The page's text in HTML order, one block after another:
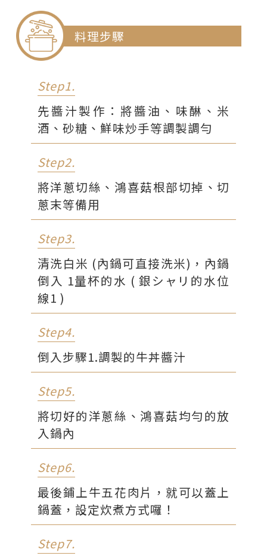
鮮味炒手
料理步驟
Step1.
先醬汁製作：將醬油、味醂、米
酒、砂糖、鮮味炒手等調製調勻
Step2.
將洋蔥切絲、鴻喜菇根部切掉、切
蔥末等備用
Step3.
清洗白米 (內鍋可直接洗米)，內鍋
倒入 1量杯的水 ( 銀シャリ的水位
線1 )
Step4.
倒入步驟1.調製的牛丼醬汁
Step5.
將切好的洋蔥絲、鴻喜菇均勻的放
入鍋內
Step6.
最後鋪上牛五花肉片，就可以蓋上
鍋蓋，設定炊煮方式囉！
Step7.